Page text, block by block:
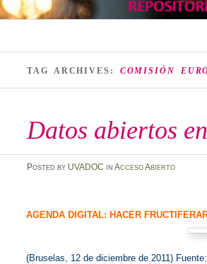
TAG ARCHIVES: COMISIÓN
Datos abiertos
Posted by UVADOC in Acceso Abierto
AGENDA DIGITAL: HACER
(Bruselas, 12 de diciembre de 2011)